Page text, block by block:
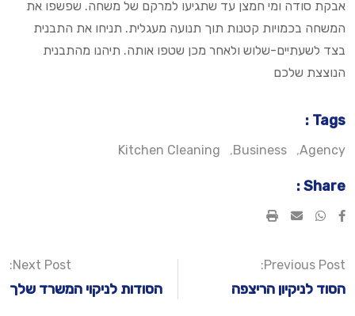
אבקת סודה ומי חמצן עד שתגיעו למרקם של משחה. שפשפו את
המשחה בכמויות קטנות תוך תנועה מעגלית. תניחו את התבנית
בצד לשעתיים-שלוש ולאחר מכן שטפו אותה. תיהנו מהתבנית
הנוצצת שלכם
Tags :
Agency
,
Business
,
Kitchen Cleaning
Share :
Share
Email
Print
Previous Post:
הסוד לניקיון הריצפה
Next Post:
הסודות לניקוי המשרד שלך